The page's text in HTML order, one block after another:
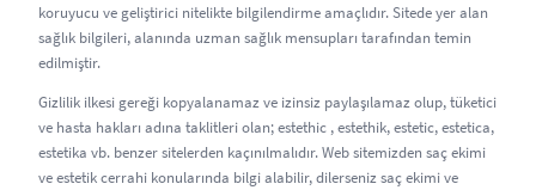
koruyucu ve geliştirici nitelikte bilgilendirme amaçlıdır. Sitede yer alan
sağlık bilgileri, alanında uzman sağlık mensupları tarafından temin
edilmiştir.
Gizlilik ilkesi gereği kopyalanamaz ve izinsiz paylaşılamaz olup, tüketici
ve hasta hakları adına taklitleri olan; estethic , estethik, estetic, estetica,
estetika vb. benzer sitelerden kaçınılmalıdır. Web sitemizden saç ekimi
ve estetik cerrahi konularında bilgi alabilir, dilerseniz saç ekimi ve